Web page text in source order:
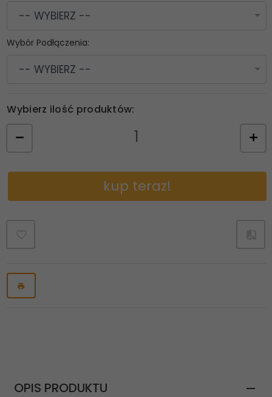
-- WYBIERZ --
Wybór Podłączenia:
-- WYBIERZ --
Wybierz ilość produktów:
kup teraz!
OPIS PRODUKTU